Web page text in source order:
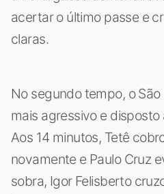
acertar o último passe e
claras.
No segundo tempo, o
mais agressivo e
Aos 14 minutos, Tetê
novamente e Paulo Cruz
sobra, Igor Felisberto